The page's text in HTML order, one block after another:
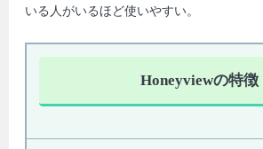
いる人がいるほど使いやすい。
Honeyviewの特徴